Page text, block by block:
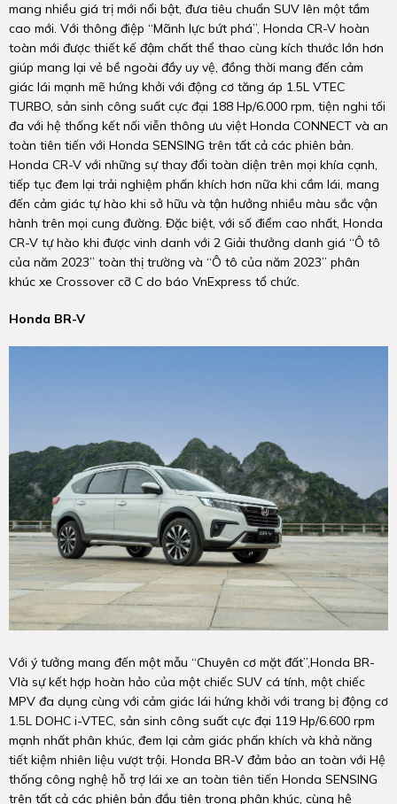
mang nhiều giá trị mới nổi bật, đưa tiêu chuẩn SUV lên một tầm
cao mới. Với thông điệp “Mãnh lực bứt phá”, Honda CR-V hoàn
toàn mới được thiết kế đậm chất thể thao cùng kích thước lớn hơn
giúp mang lại vẻ bề ngoài đầy uy vệ, đồng thời mang đến cảm
giác lái mạnh mẽ hứng khởi với động cơ tăng áp 1.5L VTEC
TURBO, sản sinh công suất cực đại 188 Hp/6.000 rpm, tiện nghi tối
đa với hệ thống kết nối viễn thông ưu việt Honda CONNECT và an
toàn tiên tiến với Honda SENSING trên tất cả các phiên bản.
Honda CR-V với những sự thay đổi toàn diện trên mọi khía cạnh,
tiếp tục đem lại trải nghiệm phấn khích hơn nữa khi cầm lái, mang
đến cảm giác tự hào khi sở hữu và tận hưởng nhiều màu sắc vận
hành trên mọi cung đường. Đặc biệt, với số điểm cao nhất, Honda
CR-V tự hào khi được vinh danh với 2 Giải thưởng danh giá “Ô tô
của năm 2023” toàn thị trường và “Ô tô của năm 2023” phân
khúc xe Crossover cỡ C do báo VnExpress tổ chức.
Honda BR-V
Với ý tưởng mang đến một mẫu “Chuyên cơ mặt đất”,Honda BR-
Vlà sự kết hợp hoàn hảo của một chiếc SUV cá tính, một chiếc
MPV đa dụng cùng với cảm giác lái hứng khởi với trang bị động cơ
1.5L DOHC i-VTEC, sản sinh công suất cực đại 119 Hp/6.600 rpm
mạnh nhất phân khúc, đem lại cảm giác phấn khích và khả năng
tiết kiệm nhiên liệu vượt trội. Honda BR-V đảm bảo an toàn với Hệ
thống công nghệ hỗ trợ lái xe an toàn tiên tiến Honda SENSING
trên tất cả các phiên bản đầu tiên trong phân khúc, cùng hệ